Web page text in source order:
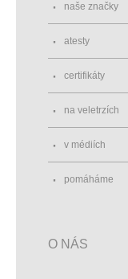
naše značky
atesty
certifikáty
na veletrzích
v médiích
pomáháme
O NÁS